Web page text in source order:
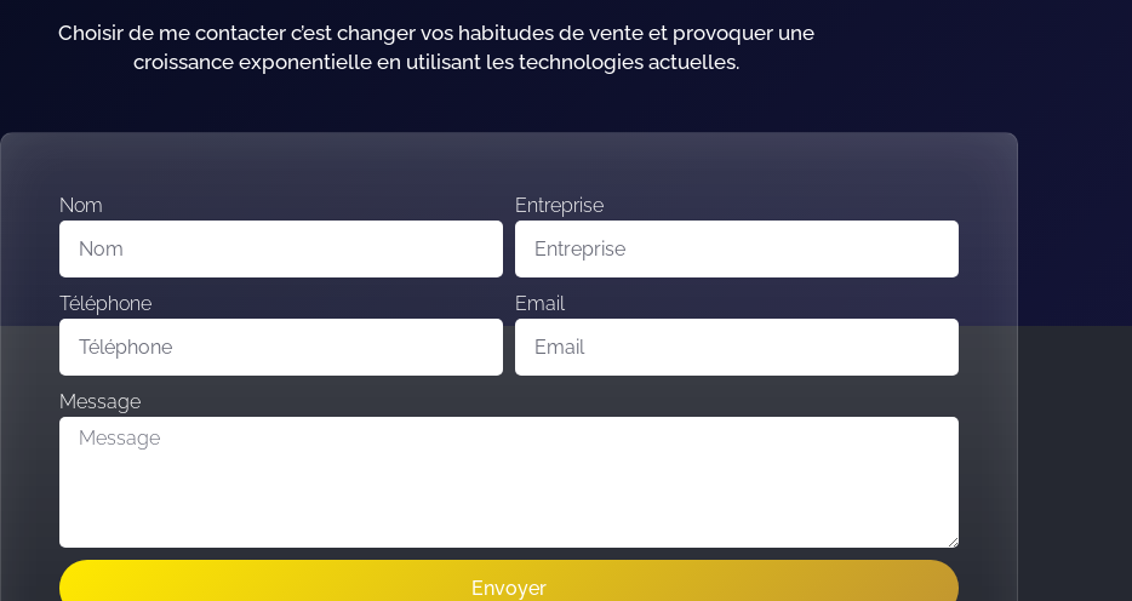
Choisir de me contacter c’est changer vos habitudes de vente et provoquer une
croissance exponentielle en utilisant les technologies actuelles.
Nom Entreprise
Téléphone Email
Message
Envoyer